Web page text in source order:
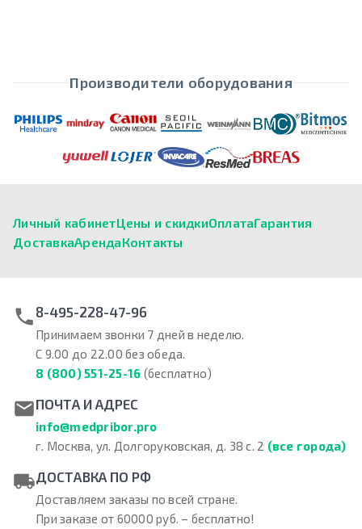
Производители оборудования
Личный кабинетЦены и скидкиОплатаГарантия
ДоставкаАрендаКонтакты
8-495-228-47-96
Принимаем звонки 7 дней в неделю.
С 9.00 до 22.00 без обеда.
8 (800) 551-25-16 (бесплатно)
ПОЧТА И АДРЕС
info@medpribor.pro
г. Москва, ул. Долгоруковская, д. 38 с. 2 (все города)
ДОСТАВКА ПО РФ
Доставляем заказы по всей стране.
При заказе от 60000 руб. – бесплатно!